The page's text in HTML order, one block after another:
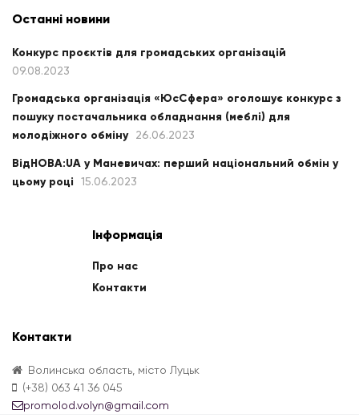
Останні новини
Конкурс проєктів для громадських організацій
09.08.2023
Громадська організація «ЮсСфера» оголошує конкурс з
пошуку постачальника обладнання (меблі) для
молодіжного обміну
26.06.2023
ВідНОВА:UA у Маневичах: перший національний обмін у
цьому році
15.06.2023
Інформація
Про нас
Контакти
Контакти
Волинська область, місто Луцьк
(+38) 063 41 36 045
promolod.volyn@gmail.com